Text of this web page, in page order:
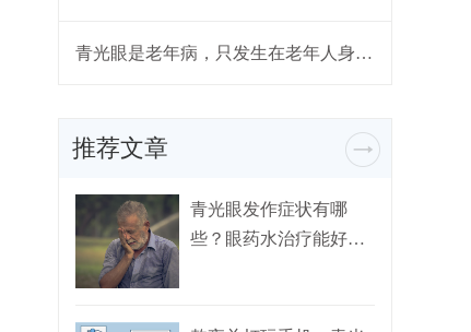
青光眼是老年病，只发生在老年人身上？
推荐文章
青光眼发作症状有哪
些？眼药水治疗能好